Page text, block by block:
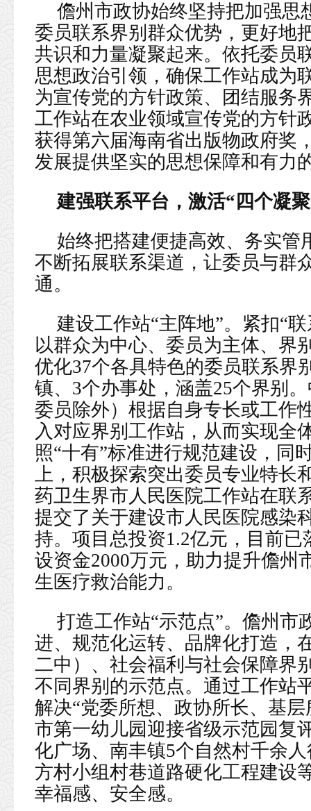
儋州市政协始终坚持把加强思
委员联系界别群众优势，更好地
共识和力量凝聚起来。依托委员
思想政治引领，确保工作站成为
为宣传党的方针政策、团结服务
工作站在农业领域宣传党的方针
获得第六届海南省出版物政府奖
发展提供坚实的思想保障和有力
建强联系平台，激活“四个凝
始终把搭建便捷高效、务实管
不断拓展联系渠道，让委员与群
通。
建设工作站“主阵地”。紧扣“
以群众为中心、委员为主体、界
优化37个各具特色的委员联系界
镇、3个办事处，涵盖25个界别
委员除外）根据自身专长或工作
入对应界别工作站，从而实现全
照“十有”标准进行规范建设，同
上，积极探索突出委员专业特长
药卫生界市人民医院工作站在联
提交了关于建设市人民医院感染
持。项目总投资1.2亿元，目前
设资金2000万元，助力提升儋州
生医疗救治能力。
打造工作站“示范点”。儋州市
进、规范化运转、品牌化打造，
二中）、社会福利与社会保障界
不同界别的示范点。通过工作站
解决“党委所想、政协所长、基
市第一幼儿园迎接省级示范园复
化广场、南丰镇5个自然村千余
方村小组村巷道路硬化工程建设
幸福感、安全感。